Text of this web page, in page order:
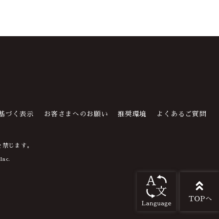
づく表示 お客さまへのお願い 推奨環境 よくあるご質問
じます。